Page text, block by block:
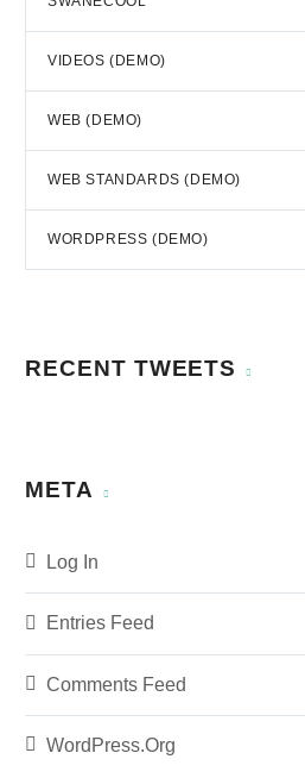
VIDEOS (DEMO)
WEB (DEMO)
WEB STANDARDS (DEMO)
WORDPRESS (DEMO)
RECENT TWEETS
META
Log In
Entries Feed
Comments Feed
WordPress.org